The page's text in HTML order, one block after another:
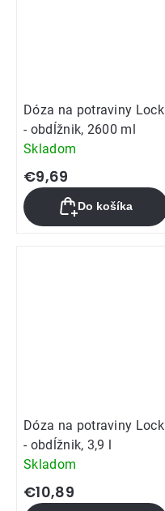
Dóza na potraviny Lock
- obdĺžnik, 2600 ml
Skladom
€9,69
Do košíka
Dóza na potraviny Lock
- obdĺžnik, 3,9 l
Skladom
€10,89